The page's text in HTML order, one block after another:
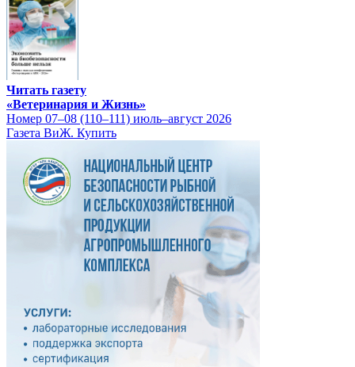
Читать газету
«Ветеринария и Жизнь»
Номер 07–08 (110–111) июль–август 2026
Газета ВиЖ. Купить